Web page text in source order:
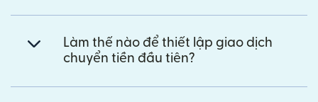
Làm thế nào để thiết lập giao dịch
chuyển tiền đầu tiên?